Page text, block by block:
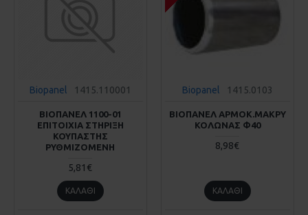
Biopanel 1415.110001
ΒΙΟΠΑΝΕΛ 1100-01
ΕΠΙΤΟΙΧΙΑ ΣΤΗΡΙΞΗ
ΚΟΥΠΑΣΤΗΣ
ΡΥΘΜΙΖΟΜΕΝΗ
5,81€
ΚΑΛΆΘΙ
Biopanel 1415.0103
ΒΙΟΠΑΝΕΛ ΑΡΜΟΚ.ΜΑΚΡΥ
ΚΟΛΩΝΑΣ Φ40
8,98€
ΚΑΛΆΘΙ